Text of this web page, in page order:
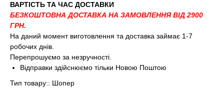
ВАРТІСТЬ ТА ЧАС ДОСТАВКИ
БЕЗКОШТОВНА ДОСТАВКА НА ЗАМОВЛЕННЯ ВІД 2900
ГРН.
На даний момент виготовлення та доставка займає 1-7
робочих днів.
Перепрошуємо за незручності.
Відправки здійснюємо тільки Новою Поштою
Тип товару:: Шопер